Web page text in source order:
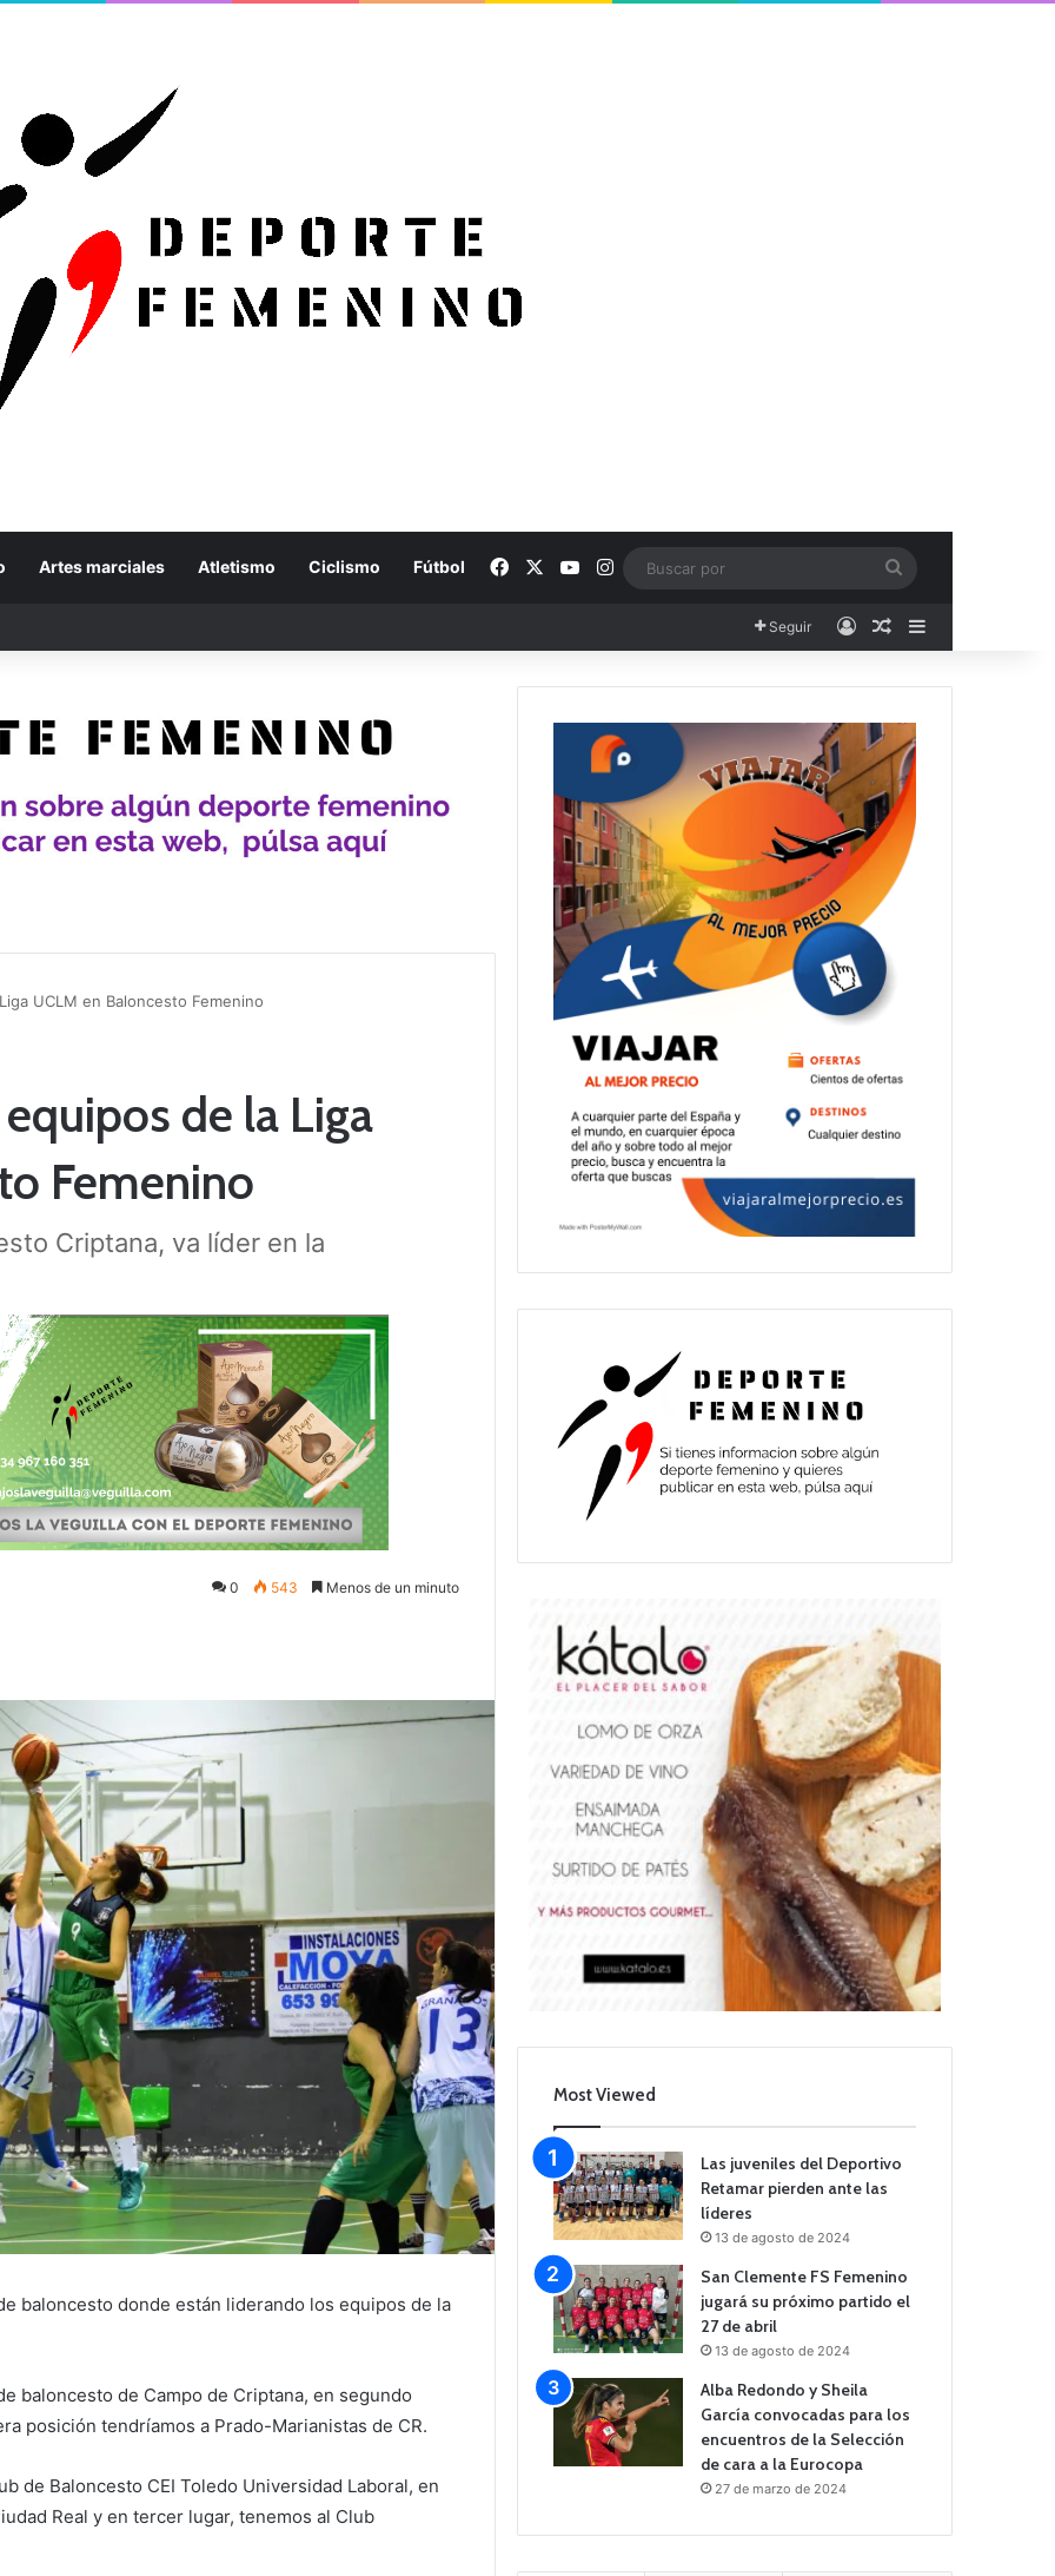
Artes marciales Atletismo Ciclismo Fútbol Facebook YouTubeInstagram
Seguir AccesoPublicación al
UCLM en Baloncesto Femenino
de la Liga
Femenino
Criptana, va líder en la
0 543 Menos de un minuto
baloncesto donde están liderando los equipos de la
baloncesto de Campo de Criptana, en segundo
posición tendríamos a Prado-Marianistas de CR.
de Baloncesto CEI Toledo Universidad Laboral, en
Real y en tercer lugar, tenemos al Club
Most Viewed
Las juveniles del Deportivo
Retamar pierden ante las
líderes
13 de agosto de 2024
San Clemente FS Femenino
jugará su próximo partido el
27 de abril
13 de agosto de 2024
Alba Redondo y Sheila
García convocadas para los
encuentros de la Selección
de cara a la Eurocopa
27 de marzo de 2024